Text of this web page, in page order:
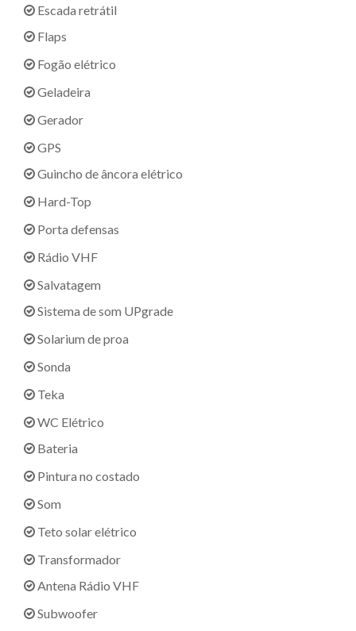
Escada retrátil
Flaps
Fogão elétrico
Geladeira
Gerador
GPS
Guincho de âncora elétrico
Hard-Top
Porta defensas
Rádio VHF
Salvatagem
Sistema de som UPgrade
Solarium de proa
Sonda
Teka
WC Elétrico
Bateria
Pintura no costado
Som
Teto solar elétrico
Transformador
Antena Rádio VHF
Subwoofer